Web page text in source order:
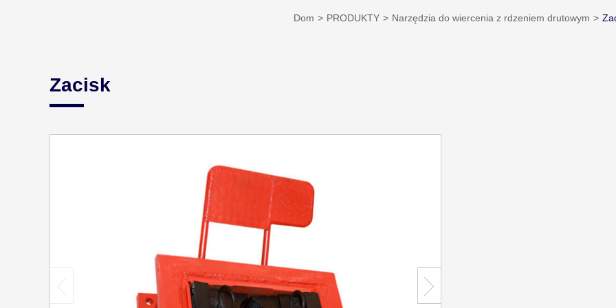
Dom PRODUKTY Narzędzia do wiercenia z rdzeniem drutowym
Zacisk